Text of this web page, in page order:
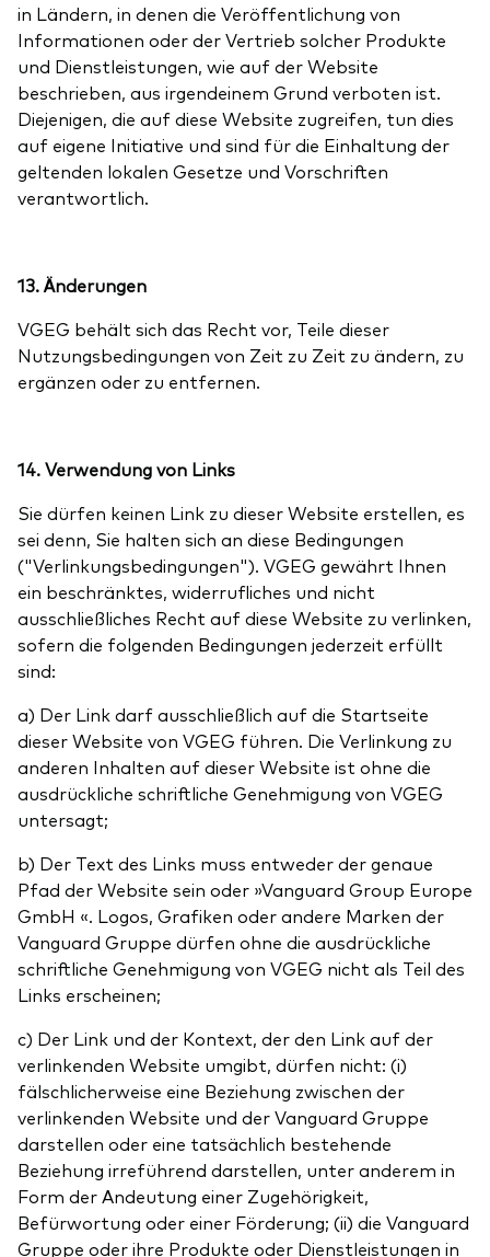
in Ländern, in denen die Veröffentlichung von
Informationen oder der Vertrieb solcher Produkte
und Dienstleistungen, wie auf der Website
beschrieben, aus irgendeinem Grund verboten ist.
Diejenigen, die auf diese Website zugreifen, tun dies
auf eigene Initiative und sind für die Einhaltung der
geltenden lokalen Gesetze und Vorschriften
verantwortlich.
13. Änderungen
VGEG behält sich das Recht vor, Teile dieser
Nutzungsbedingungen von Zeit zu Zeit zu ändern, zu
ergänzen oder zu entfernen.
14. Verwendung von Links
Sie dürfen keinen Link zu dieser Website erstellen, es
sei denn, Sie halten sich an diese Bedingungen
("Verlinkungsbedingungen"). VGEG gewährt Ihnen
ein beschränktes, widerrufliches und nicht
ausschließliches Recht auf diese Website zu verlinken,
sofern die folgenden Bedingungen jederzeit erfüllt
sind:
a) Der Link darf ausschließlich auf die Startseite
dieser Website von VGEG führen. Die Verlinkung zu
anderen Inhalten auf dieser Website ist ohne die
ausdrückliche schriftliche Genehmigung von VGEG
untersagt;
b) Der Text des Links muss entweder der genaue
Pfad der Website sein oder »Vanguard Group Europe
GmbH «. Logos, Grafiken oder andere Marken der
Vanguard Gruppe dürfen ohne die ausdrückliche
schriftliche Genehmigung von VGEG nicht als Teil des
Links erscheinen;
c) Der Link und der Kontext, der den Link auf der
verlinkenden Website umgibt, dürfen nicht: (i)
fälschlicherweise eine Beziehung zwischen der
verlinkenden Website und der Vanguard Gruppe
darstellen oder eine tatsächlich bestehende
Beziehung irreführend darstellen, unter anderem in
Form der Andeutung einer Zugehörigkeit,
Befürwortung oder einer Förderung; (ii) die Vanguard
Gruppe oder ihre Produkte oder Dienstleistungen in